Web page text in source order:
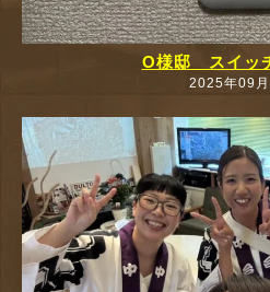
O様邸 スイッ
2025年09月